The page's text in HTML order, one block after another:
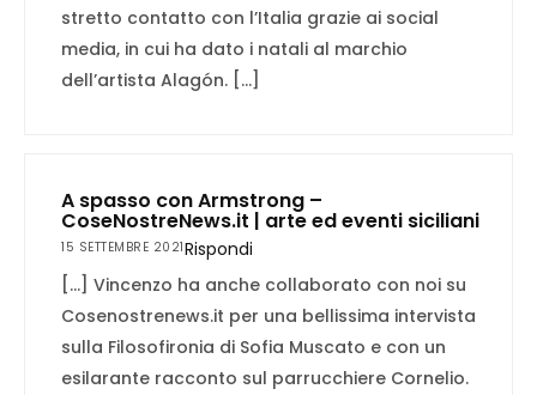
stretto contatto con l’Italia grazie ai social
media, in cui ha dato i natali al marchio
dell’artista Alagón. […]
A spasso con Armstrong –
CoseNostreNews.it | arte ed eventi siciliani
15 SETTEMBRE 2021Rispondi
[…] Vincenzo ha anche collaborato con noi su
Cosenostrenews.it per una bellissima intervista
sulla Filosofironia di Sofia Muscato e con un
esilarante racconto sul parrucchiere Cornelio.